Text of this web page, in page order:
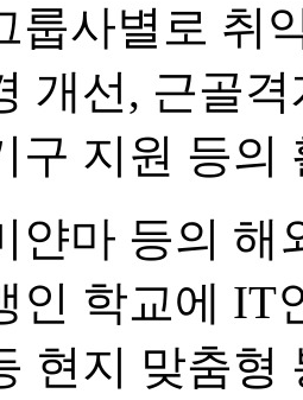
룹사별로 취
개선, 근골
구 지원 등의
얀마 등의 해
인 학교에 IT
현지 맞춤형